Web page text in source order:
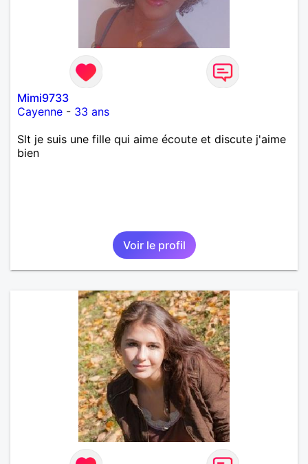
Mimi9733
Cayenne - 33 ans
Slt je suis une fille qui aime écoute et discute j'aime
bien
Voir le profil